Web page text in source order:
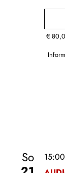
€
So